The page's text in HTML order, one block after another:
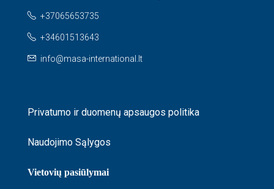
+37065653735
+34601513643
info@masa-international.lt
Privatumo ir duomenų apsaugos politika
Naudojimo Sąlygos
Vietovių pasiūlymai